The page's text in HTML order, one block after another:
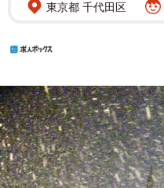
東京都 千代田区